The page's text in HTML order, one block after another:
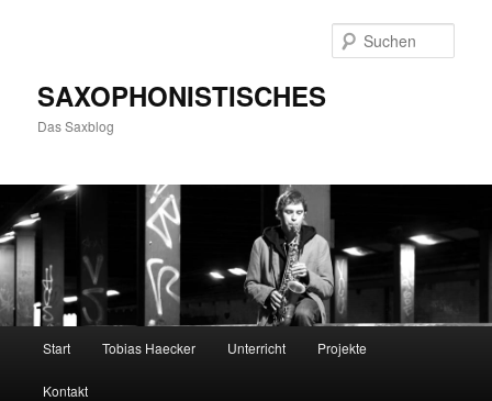
SAXOPHONISTISCHES
Das Saxblog
Start Tobias Haecker Unterricht Projekte
Kontakt